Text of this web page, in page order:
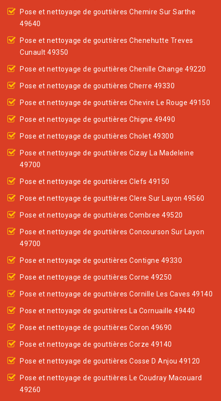
Pose et nettoyage de gouttières Chemire Sur Sarthe
49640
Pose et nettoyage de gouttières Chenehutte Treves
Cunault 49350
Pose et nettoyage de gouttières Chenille Change 49220
Pose et nettoyage de gouttières Cherre 49330
Pose et nettoyage de gouttières Chevire Le Rouge 49150
Pose et nettoyage de gouttières Chigne 49490
Pose et nettoyage de gouttières Cholet 49300
Pose et nettoyage de gouttières Cizay La Madeleine
49700
Pose et nettoyage de gouttières Clefs 49150
Pose et nettoyage de gouttières Clere Sur Layon 49560
Pose et nettoyage de gouttières Combree 49520
Pose et nettoyage de gouttières Concourson Sur Layon
49700
Pose et nettoyage de gouttières Contigne 49330
Pose et nettoyage de gouttières Corne 49250
Pose et nettoyage de gouttières Cornille Les Caves 49140
Pose et nettoyage de gouttières La Cornuaille 49440
Pose et nettoyage de gouttières Coron 49690
Pose et nettoyage de gouttières Corze 49140
Pose et nettoyage de gouttières Cosse D Anjou 49120
Pose et nettoyage de gouttières Le Coudray Macouard
49260